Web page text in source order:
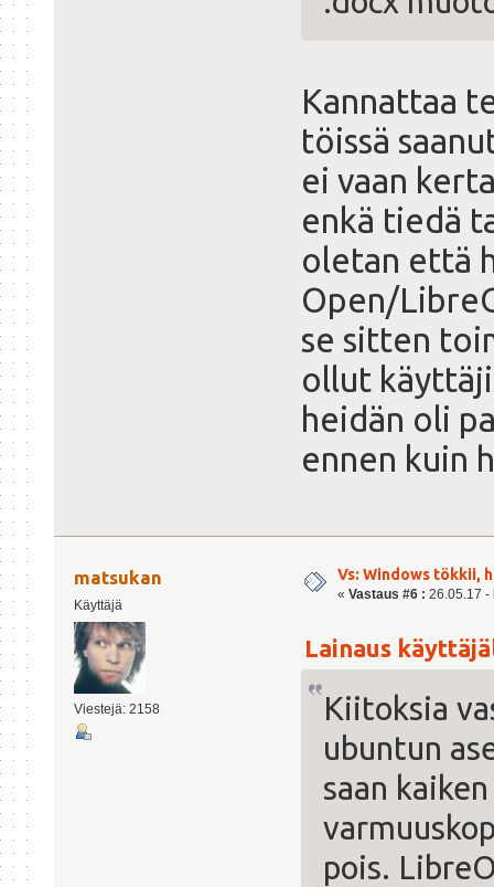
Kannattaa
töissä
ei vaan
enkä tiedä
oletan että
Open/
se sitten
ollut
heidän oli
ennen kuin
matsukan
Käyttäjä
Viestejä: 2158
Vs: Windows tökkii,
« Vastaus #6 : 26.05.17 -
Lainaus
Kiitoksia
ubuntun
saan
pois.